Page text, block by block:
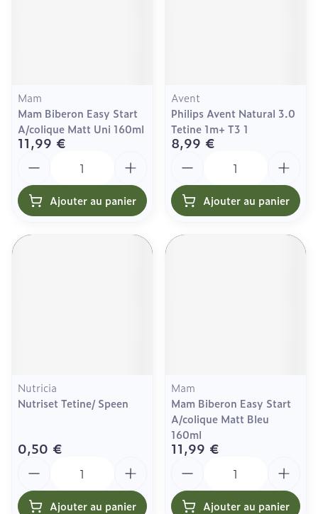
Mam
Mam Biberon Easy Start
A/colique Matt Uni 160ml
11,99 €
Ajouter au panier
Avent
Philips Avent Natural 3.0
Tetine 1m+ T3 1
8,99 €
Ajouter au panier
Nutricia
Nutriset Tetine/ Speen
0,50 €
Ajouter au panier
Mam
Mam Biberon Easy Start
A/colique Matt Bleu
160ml
11,99 €
Ajouter au panier